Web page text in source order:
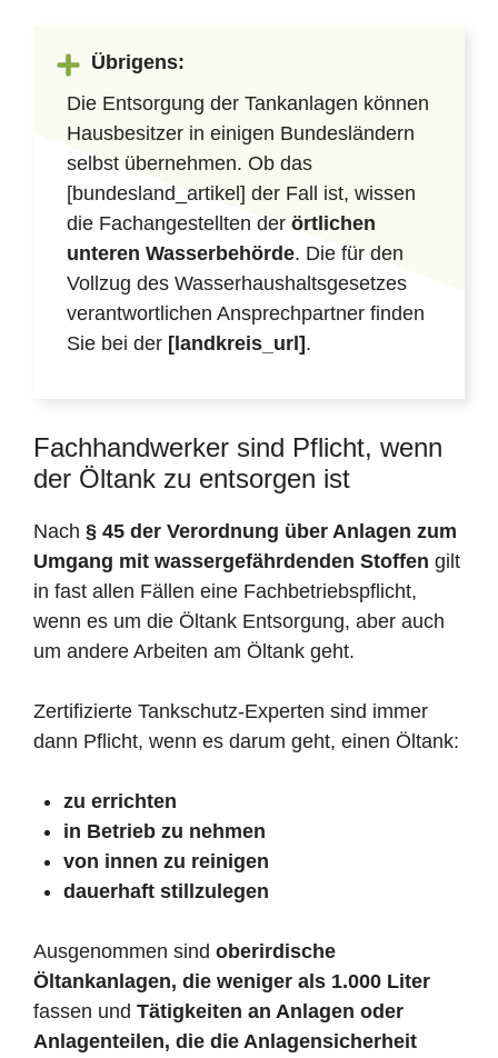
Übrigens:
Die Entsorgung der Tankanlagen können
Hausbesitzer in einigen Bundesländern
selbst übernehmen. Ob das
[bundesland_artikel] der Fall ist, wissen
die Fachangestellten der örtlichen
unteren Wasserbehörde. Die für den
Vollzug des Wasserhaushaltsgesetzes
verantwortlichen Ansprechpartner finden
Sie bei der [landkreis_url] .
Fachhandwerker sind Pflicht, wenn
der Öltank zu entsorgen ist
Nach § 45 der Verordnung über Anlagen zum
Umgang mit wassergefährdenden Stoffen gilt
in fast allen Fällen eine Fachbetriebspflicht,
wenn es um die Öltank Entsorgung, aber auch
um andere Arbeiten am Öltank geht.
Zertifizierte Tankschutz-Experten sind immer
dann Pflicht, wenn es darum geht, einen Öltank:
zu errichten
in Betrieb zu nehmen
von innen zu reinigen
dauerhaft stillzulegen
Ausgenommen sind oberirdische
Öltankanlagen, die weniger als 1.000 Liter
fassen und Tätigkeiten an Anlagen oder
Anlagenteilen, die die Anlagensicherheit